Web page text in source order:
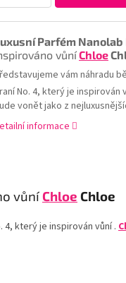
Parfém Nanolab
vůníChloe
vám náhradu
No. 4, který je inspirován
vonět jako z
informace
vůníChloe Chloe
4, který je inspirován vůní .